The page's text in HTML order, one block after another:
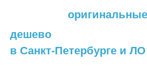
дешево
в Санкт-Петербурге и ЛО